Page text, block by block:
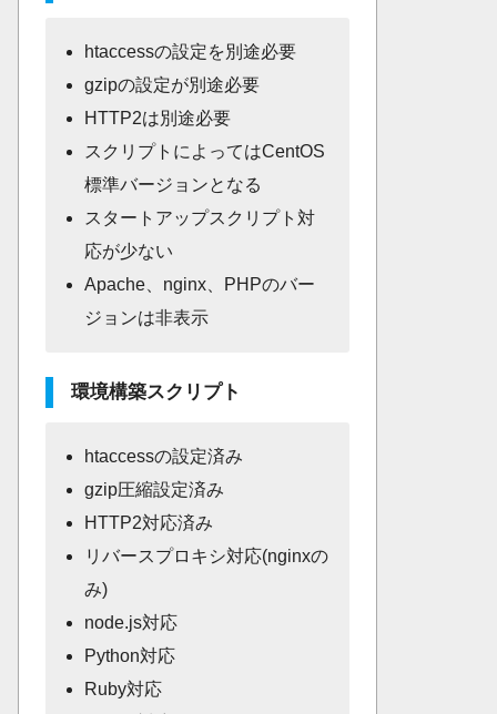
htaccessの設定を別途必要
gzipの設定が別途必要
HTTP2は別途必要
スクリプトによってはCentOS
標準バージョンとなる
スタートアップスクリプト対
応が少ない
Apache、nginx、PHPのバー
ジョンは非表示
環境構築スクリプト
htaccessの設定済み
gzip圧縮設定済み
HTTP2対応済み
リバースプロキシ対応(nginxの
み)
node.js対応
Python対応
Ruby対応